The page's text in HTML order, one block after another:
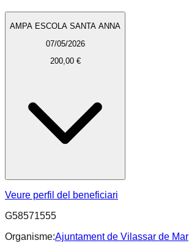
AMPA ESCOLA SANTA ANNA
07/05/2026
200,00 €
Veure perfil del beneficiari
G58571555
Organisme:Ajuntament de Vilassar de Mar